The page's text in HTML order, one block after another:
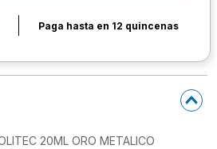
Paga hasta en 12 quincenas
20ML ORO METALICO